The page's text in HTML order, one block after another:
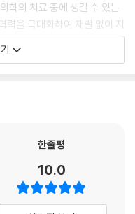
트 비법 - 케톤 대사 식단
학의 치료 중에 생길 수 있는
을 극대화하여 재발 없이 지
해 자율신경기능의학에 근거
힘들어하는 사람들에게 성
, 생각, 독소 등 5가지 질병 요
의 치료법을 보완하여 뿌리
한줄평
10.0